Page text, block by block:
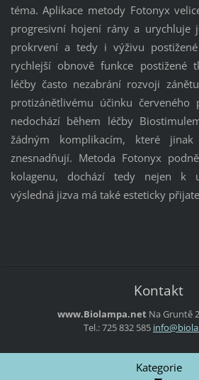
téma. Aplikace metody Fotonyx
progresivní hojení rány a urychluje
prokrvení a tedy i výživu
rychlejší obnově funkce postižené
léčby často nezabrání rozvoji
protizánětlivému účinku červeného
nedochází během léčby
žádným komplikacím, které
znesnadňují. Metoda Fotonyx
kolagenu, dochází tedy nejen k
výsledná jizva má také esteticky
Kontakt
www.Biolampa.net Na Gruntě
Tel.: 725 832 585 info@bio
Kategorie